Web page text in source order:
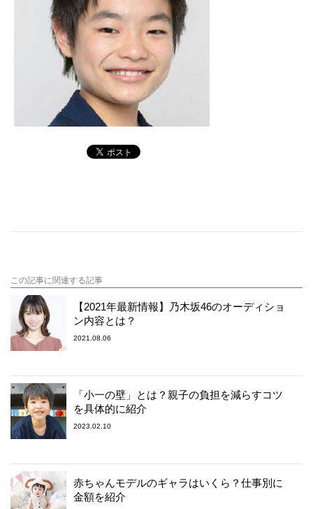
この記事に関連する記事
【2021年最新情報】乃木坂46のオーディショ
ン内容とは？
2021.08.06
「小一の壁」とは？親子の負担を減らすコツ
を具体的に紹介
2023.02.10
赤ちゃんモデルのギャラはいくら？仕事別に
金額を紹介